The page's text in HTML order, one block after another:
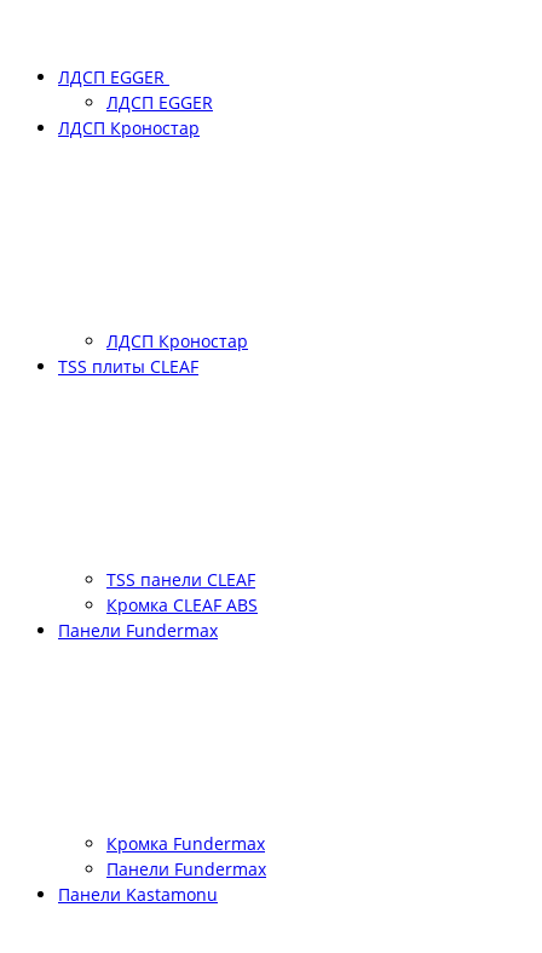
ЛДСП EGGER
ЛДСП EGGER
ЛДСП Кроностар
ЛДСП Кроностар
TSS плиты CLEAF
TSS панели CLEAF
Кромка CLEAF ABS
Панели Fundermax
Кромка Fundermax
Панели Fundermax
Панели Kastamonu